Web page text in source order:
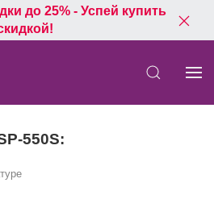
до 25% - Успей купить
550S: